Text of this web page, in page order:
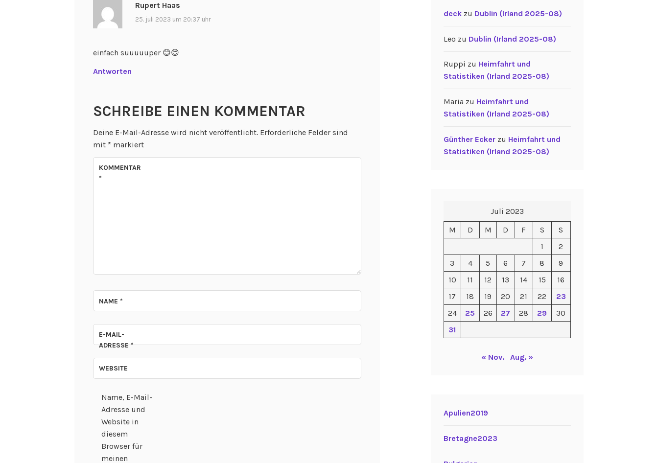
Rupert Haas
25. juli 2023 um 20:37 uhr
einfach suuuuuper 😊😊
Antworten
SCHREIBE EINEN KOMMENTAR
Deine E-Mail-Adresse wird nicht veröffentlicht. Erforderliche Felder sind
mit * markiert
KOMMENTAR
*
NAME *
E-MAIL-
ADRESSE*
WEBSITE
Name, E-Mail-
Adresse und
Website in
diesem
Browser für
meinen
deckzu Dublin (Irland 2025-08)
Leo zu Dublin (Irland 2025-08)
Ruppi zu Heimfahrt und
Statistiken (Irland 2025-08)
Maria zu Heimfahrt und
Statistiken (Irland 2025-08)
Günther Eckerzu Heimfahrt und
Statistiken (Irland 2025-08)
Juli 2023
M
D M D F S
S
1
2
3
4 5 6 7 8
9
10
11 12 13 14 15
16
17
18 19 20 21 22
23
24
25 26 27 28 29
30
31
« Nov. Aug. »
Apulien2019
Bretagne2023